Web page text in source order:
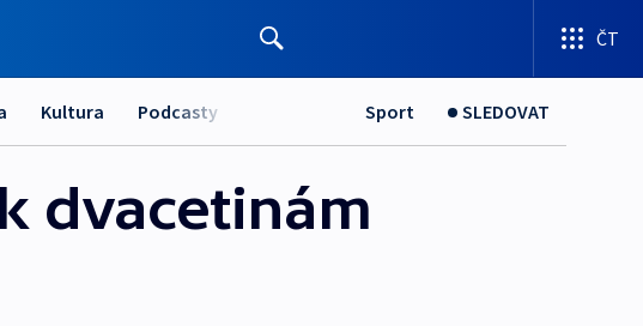
ČT
Kultura Podcasty Sport SLEDOVAT
dvacetinám